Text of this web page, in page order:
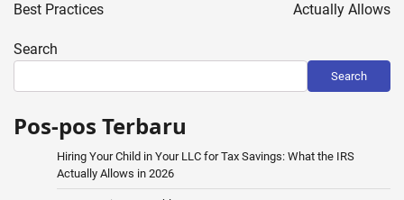
Best Practices
Actually Allows
Search
Search
Pos-pos Terbaru
Hiring Your Child in Your LLC for Tax Savings: What the IRS
Actually Allows in 2026